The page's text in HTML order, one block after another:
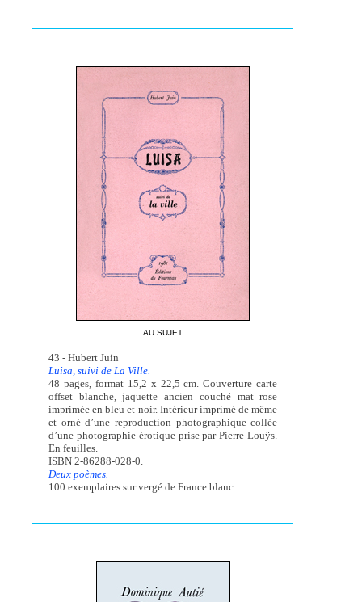
AU SUJET
43 - Hubert Juin
Luisa, suivi de La Ville.
48 pages, format 15,2 x 22,5 cm. Couverture carte
offset blanche, jaquette ancien couché mat rose
imprimée en bleu et noir. Intérieur imprimé de même
et orné d’une reproduction photographique collée
d’une photographie érotique prise par Pierre Louÿs.
En feuilles.
ISBN 2-86288-028-0.
Deux poèmes.
100 exemplaires sur vergé de France blanc.